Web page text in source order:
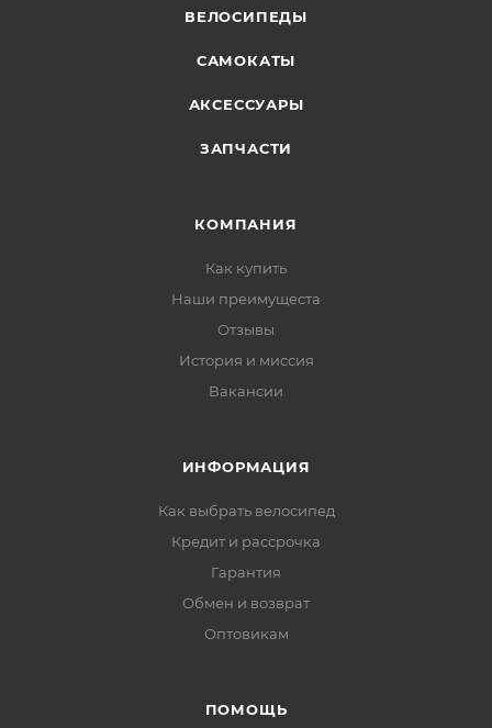
ВЕЛОСИПЕДЫ
САМОКАТЫ
АКСЕССУАРЫ
ЗАПЧАСТИ
КОМПАНИЯ
Как купить
Наши преимущеста
Отзывы
История и миссия
Вакансии
ИНФОРМАЦИЯ
Как выбрать велосипед
Кредит и рассрочка
Гарантия
Обмен и возврат
Оптовикам
ПОМОЩЬ